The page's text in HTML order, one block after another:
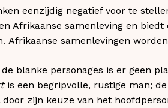
eenzijdig negatief voor te
Afrikaanse samenleving en
Afrikaanse samenlevingen
blanke personages is er geen
is een begripvolle, rustige man;
zijn keuze van het